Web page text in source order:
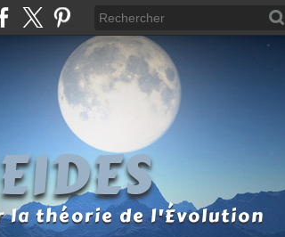
la théorie de l'Évolution